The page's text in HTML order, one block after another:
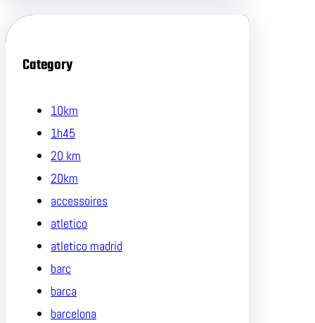
Category
10km
1h45
20 km
20km
accessoires
atletico
atletico madrid
barc
barca
barcelona